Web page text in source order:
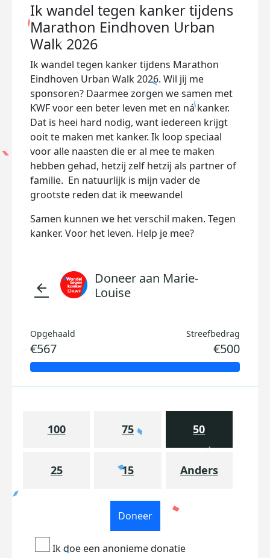
Ik wandel tegen kanker tijdens
Marathon Eindhoven Urban
Walk 2026
Ik wandel tegen kanker tijdens Marathon
Eindhoven Urban Walk 2026. Wil jij me
sponsoren? Daarmee zorgen we samen met
KWF voor een beter leven met en ná kanker.
Dat is heel hard nodig, want iedereen krijgt
ooit te maken met kanker. Ik loop speciaal
voor alle naasten die er al mee te maken
hebben gehad, hetzij zelf hetzij als partner of
familie. En natuurlijk is mijn vader de
grootste reden dat ik meewandel
Samen kunnen we het verschil maken. Tegen
kanker. Voor het leven. Help je mee?
arrow_back
Doneer aan Marie-
Louise
Opgehaald
€567
Streefbedrag
€500
100 75 50
25 15 Anders
Doneer
Ik doe een anonieme donatie